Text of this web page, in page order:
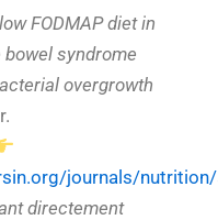
FODMAP diet in
syndrome
overgrowth
journals/
directement